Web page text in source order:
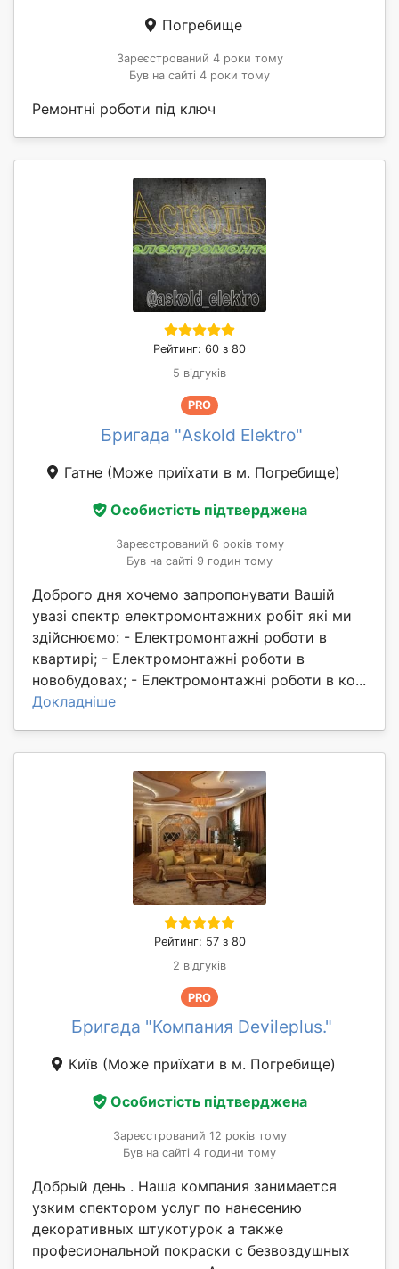
Погребище
Зареєстрований 4 роки тому
Був на сайті 4 роки тому
Ремонтні роботи під ключ
Рейтинг: 60 з 80
5 відгуків
PRO
Бригада "Askold Elektro"
Гатне (Може приїхати в м. Погребище)
Особистість підтверджена
Зареєстрований 6 років тому
Був на сайті 9 годин тому
Доброго дня хочемо запропонувати Вашій
увазі спектр електромонтажних робіт які ми
здійснюємо: - Електромонтажні роботи в
квартирі; - Електромонтажні роботи в
новобудовах; - Електромонтажні роботи в ко...
Докладніше
Рейтинг: 57 з 80
2 відгуків
PRO
Бригада "Компания Devileplus."
Київ (Може приїхати в м. Погребище)
Особистість підтверджена
Зареєстрований 12 років тому
Був на сайті 4 години тому
Добрый день . Наша компания занимается
узким спектором услуг по нанесению
декоративных штукотурок а также
професиональной покраски с безвоздушных